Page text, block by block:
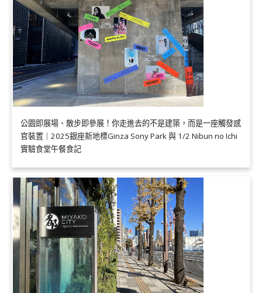
公園即展場、散步即參展！你走進去的不是建築，而是一座觸發感
官裝置｜2025銀座新地標Ginza Sony Park 與 1/2 Nibun no Ichi
實驗食堂午餐食記